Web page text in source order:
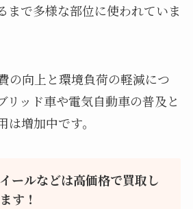
まで多様な部位に使われていま
の向上と環境負荷の軽減につ
リッド車や電気自動車の普及と
は増加中です。
ールなどは高価格で買取し
す！